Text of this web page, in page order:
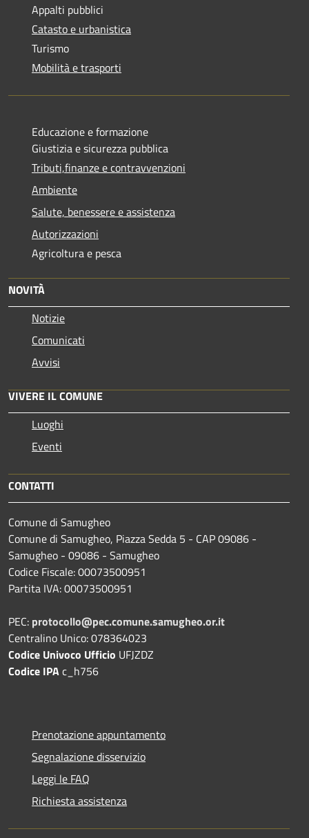
Appalti pubblici
Catasto e urbanistica
Turismo
Mobilità e trasporti
Educazione e formazione
Giustizia e sicurezza pubblica
Tributi,finanze e contravvenzioni
Ambiente
Salute, benessere e assistenza
Autorizzazioni
Agricoltura e pesca
NOVITÀ
Notizie
Comunicati
Avvisi
VIVERE IL COMUNE
Luoghi
Eventi
CONTATTI
Comune di Samugheo
Comune di Samugheo, Piazza Sedda 5 - CAP 09086 -
Samugheo - 09086 - Samugheo
Codice Fiscale: 00073500951
Partita IVA: 00073500951
PEC: protocollo@pec.comune.samugheo.or.it
Centralino Unico: 078364023
Codice Univoco Ufficio UFJZDZ
Codice IPAc_h756
Prenotazione appuntamento
Segnalazione disservizio
Leggi le FAQ
Richiesta assistenza